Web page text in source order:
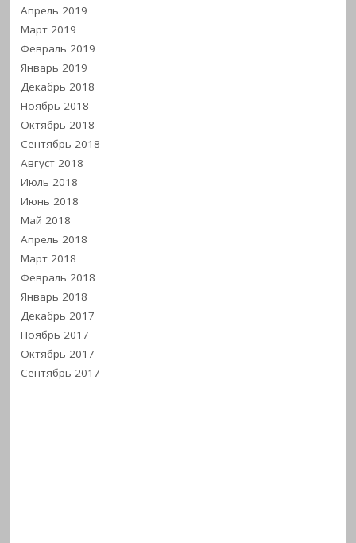
Апрель 2019
Март 2019
Февраль 2019
Январь 2019
Декабрь 2018
Ноябрь 2018
Октябрь 2018
Сентябрь 2018
Август 2018
Июль 2018
Июнь 2018
Май 2018
Апрель 2018
Март 2018
Февраль 2018
Январь 2018
Декабрь 2017
Ноябрь 2017
Октябрь 2017
Сентябрь 2017